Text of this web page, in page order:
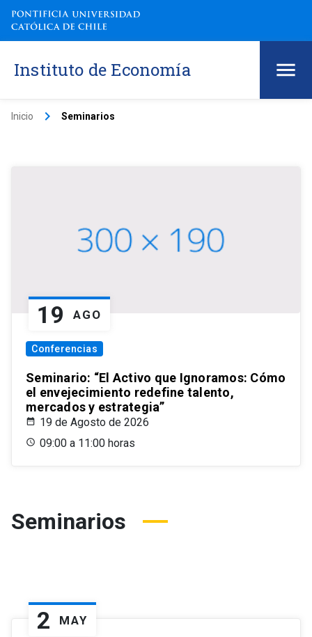
Instituto de Economía
Inicio keyboard_arrow_right Seminarios
19 AGO
Conferencias
Seminario: “El Activo que Ignoramos: Cómo
el envejecimiento redefine talento,
mercados y estrategia”
19 de Agosto de 2026
09:00 a 11:00 horas
Seminarios
2 MAY